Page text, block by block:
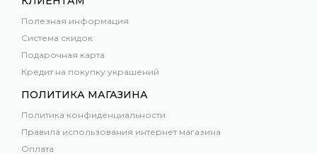
Полезная информация
Система скидок
Подарочная карта
Кредит на покупку украшений
ПОЛИТИКА МАГАЗИНА
Политика конфиденциальности
Правила использования интернет магазина
Оплата